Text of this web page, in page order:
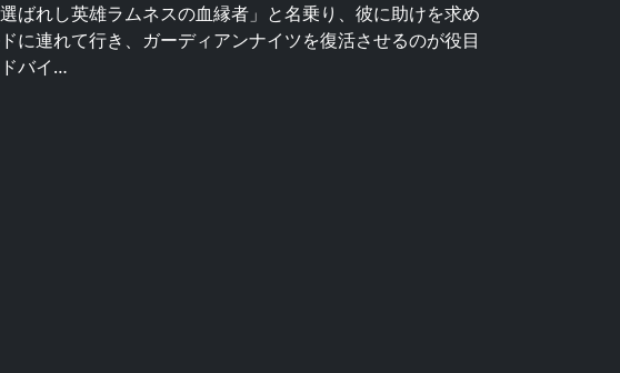
ばれし英雄ラムネスの血縁者」と名乗り、彼に助けを求め
に連れて行き、ガーディアンナイツを復活させるのが役目
バイ…